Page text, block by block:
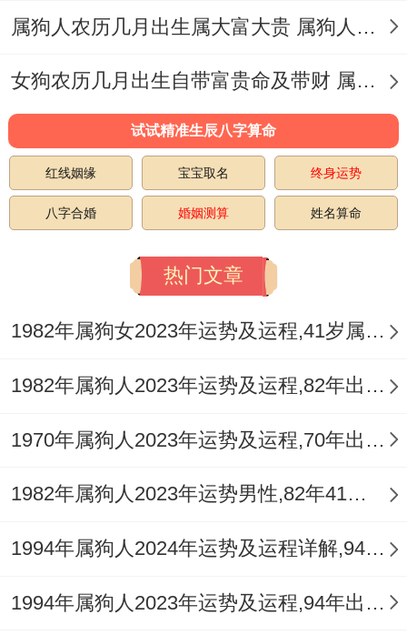
升有望，事业上也能上司赏识，能获得很多
权限 - 间接对自己的薪资、福利有帮助。
为了进一步增加财运，可以考虑2025年在西
南方布局，这个方位2025年有【八白左辅
星】，是一个大的财星~在办公室或、客厅
或书房的西南房摆放一个‘祥安阁聚宝皆
’，寓意财运亨通、八方来财.
需注意的是，全年也要防【小耗星】，财运
上还是会有一些很清楚的消耗~不适合与人
来购置贵重物件或给家里长辈一些成为自己
的孝顺，又大约做一些捐赠、布施，没问题
虽整个运势上升、但属狗之人2025年有【小
属狗人农历几月出生属大富大贵 属狗人一生走向的命运如何
女狗农历几月出生自带富贵命及带财 属狗女带什么可招财且提高运气
试试精准生辰八字算命
红线姻缘 宝宝取名 终身运势
八字合婚 婚姻测算 姓名算命
热门文章
1982年属狗女2023年运势及运程,41岁属狗人2023全年每月运势女性如何
1982年属狗人2023年运势及运程,82年出生的41岁生肖狗2023年每月运势详解
1970年属狗人2023年运势及运程,70年出生的53岁生肖狗2023年每月运势详解
1982年属狗人2023年运势男性,82年41岁属狗男2023年每月运程怎么样
1994年属狗人2024年运势及运程详解,94年出生30岁肖狗人在2024全年每月运势完整版
1994年属狗人2023年运势及运程,94年出生的29岁生肖狗2023年每月运势详解